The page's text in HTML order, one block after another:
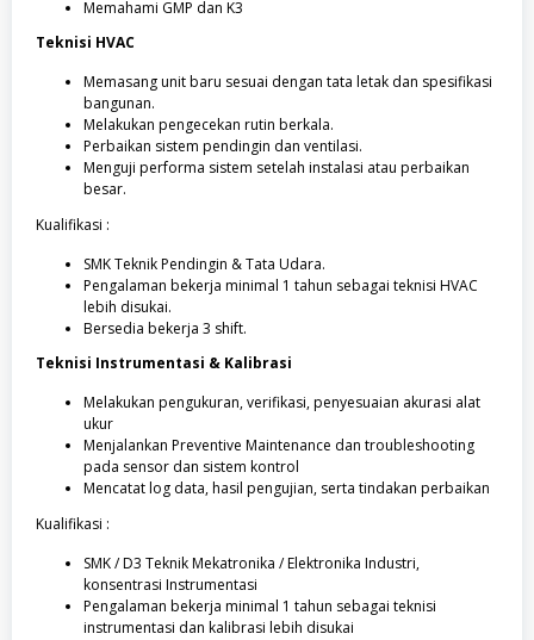
Memahami GMP dan K3
Teknisi HVAC
Memasang unit baru sesuai dengan tata letak dan spesifikasi
bangunan.
Melakukan pengecekan rutin berkala.
Perbaikan sistem pendingin dan ventilasi.
Menguji performa sistem setelah instalasi atau perbaikan
besar.
Kualifikasi :
SMK Teknik Pendingin & Tata Udara.
Pengalaman bekerja minimal 1 tahun sebagai teknisi HVAC
lebih disukai.
Bersedia bekerja 3 shift.
Teknisi Instrumentasi & Kalibrasi
Melakukan pengukuran, verifikasi, penyesuaian akurasi alat
ukur
Menjalankan Preventive Maintenance dan troubleshooting
pada sensor dan sistem kontrol
Mencatat log data, hasil pengujian, serta tindakan perbaikan
Kualifikasi :
SMK / D3 Teknik Mekatronika / Elektronika Industri,
konsentrasi Instrumentasi
Pengalaman bekerja minimal 1 tahun sebagai teknisi
instrumentasi dan kalibrasi lebih disukai